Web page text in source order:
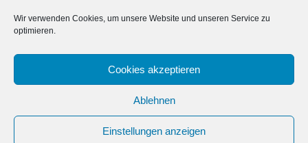
Wir verwenden Cookies, um unsere Website und unseren Service zu
optimieren.
Cookies akzeptieren
Ablehnen
Einstellungen anzeigen
© 2019 Bauland Magazin Gifhorn, Braunschweig, Hildesheim, Peine &